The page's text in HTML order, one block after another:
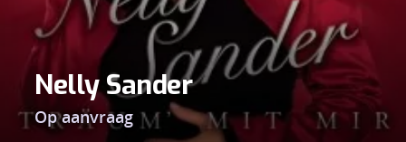
Nelly Sander
Op aanvraag